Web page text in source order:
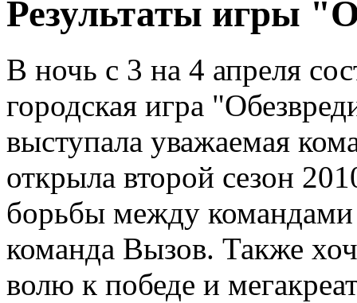
Результаты игры
В ночь с 3 на 4 апреля
городская игра
выступала уважаемая
открыла второй сезон
борьбы между командами
команда Вызов. Также
волю к победе и